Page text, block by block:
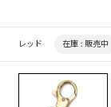
レッド 在庫 : 販売中